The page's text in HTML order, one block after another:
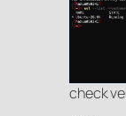
check